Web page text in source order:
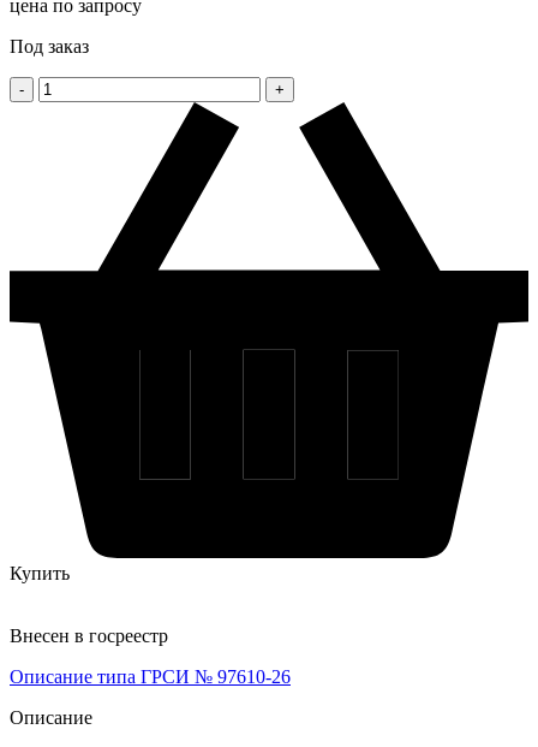
цена по запросу
Под заказ
Купить
Внесен в госреестр
Описание типа ГРСИ № 97610-26
Описание